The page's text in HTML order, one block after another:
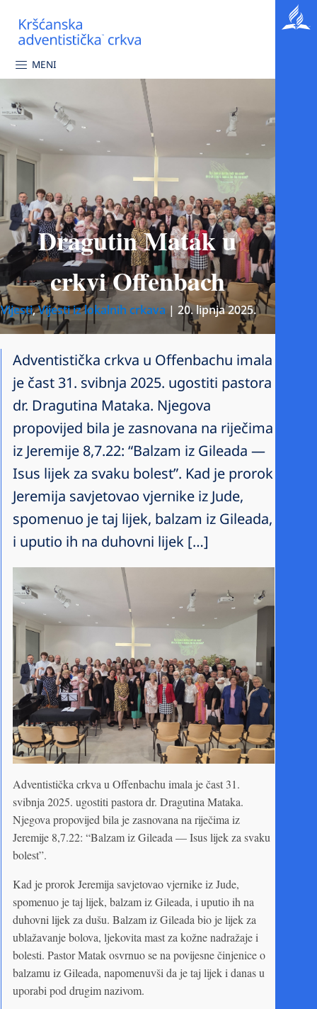
MENI
Dragutin Matak u
crkvi Offenbach
Vijesti,Vijesti iz lokalnih crkava | 20. lipnja 2025.
Adventistička crkva u Offenbachu imala
je čast 31. svibnja 2025. ugostiti pastora
dr. Dragutina Mataka. Njegova
propovijed bila je zasnovana na riječima
iz Jeremije 8,7.22: “Balzam iz Gileada —
Isus lijek za svaku bolest”. Kad je prorok
Jeremija savjetovao vjernike iz Jude,
spomenuo je taj lijek, balzam iz Gileada,
i uputio ih na duhovni lijek […]
Adventistička crkva u Offenbachu imala je čast 31.
svibnja 2025. ugostiti pastora dr. Dragutina Mataka.
Njegova propovijed bila je zasnovana na riječima iz
Jeremije 8,7.22: “Balzam iz Gileada — Isus lijek za svaku
bolest”.
Kad je prorok Jeremija savjetovao vjernike iz Jude,
spomenuo je taj lijek, balzam iz Gileada, i uputio ih na
duhovni lijek za dušu. Balzam iz Gileada bio je lijek za
ublažavanje bolova, ljekovita mast za kožne nadražaje i
bolesti. Pastor Matak osvrnuo se na povijesne činjenice o
balzamu iz Gileada, napomenuvši da je taj lijek i danas u
uporabi pod drugim nazivom.